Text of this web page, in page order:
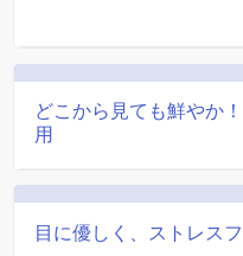
どこから見ても鮮やか
用
目に優しく、ストレス